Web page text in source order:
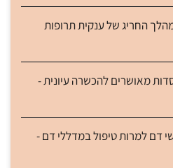
החריג של ענקית תרופות
מאושרים להכשרה עיונית -
דם למרות טיפול במדללי דם -